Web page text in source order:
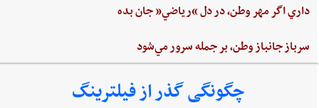
داري‌ اگر مهر وطن،‌ در دل‌ “رياضي”‌ جان ‌بده‌
سرباز جانباز وطن،‌ بر جمله سرور مي‌شود
چگونگی گذر از فیلترینگ